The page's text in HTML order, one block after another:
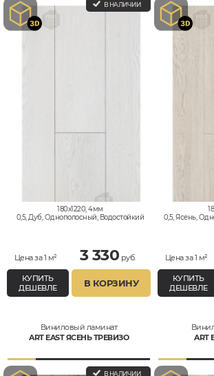
В НАЛИЧИИ
180x1220, 4мм
0,5, Дуб, Однополосный, Водостойкий
Цена за 1 м² 3 330 руб.
КУПИТЬ
ДЕШЕВЛЕ
В КОРЗИНУ
0,5, Ясень,
Цена за 1 м²
КУПИТЬ
ДЕШЕВЛЕ
Виниловый ламинат
ART EAST ЯСЕНЬ ТРЕВИЗО
В НАЛИЧИИ
ART